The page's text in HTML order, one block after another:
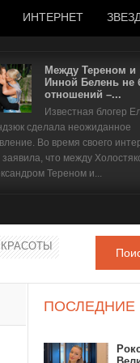
ИНТЕРНЕТ
Между Тереном и
Инной Белень не
отношений –...
Известная блогер
сделала неожиданное
Во время своего
заявила, что между
Тереном и...
ПОСЛЕДНИЕ
имя пользователя?